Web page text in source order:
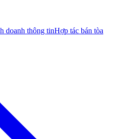
doanh thông tinHợp tác bán tòa